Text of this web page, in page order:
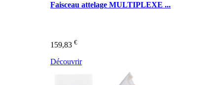
Faisceau attelage MULTIPLEXE ...
159,83 €
Découvrir